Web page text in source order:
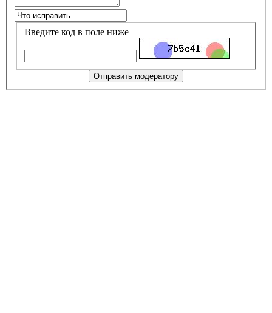
Введите код в поле ниже
Отправить модератору